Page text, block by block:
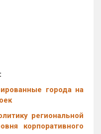
города на
региональной
корпоративного